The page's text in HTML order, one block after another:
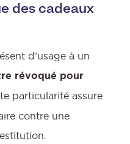
des cadeaux
d’usage à un
révoqué pour
particularité assure
contre une